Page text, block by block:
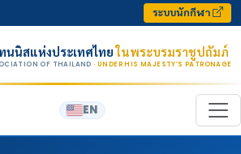
ระบบนักกีฬา
นนิสแห่งประเทศไทยในพระบรมราชูปถัมภ์
OF THAILAND · UNDER HIS MAJESTY’S PATRONAGE
EN